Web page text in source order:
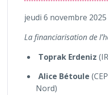
jeudi 6 novembre 2025
La financiarisation de
Toprak Erdeniz
Alice Bétoule
Nord)